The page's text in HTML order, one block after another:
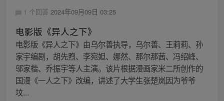
1 个回答 2024年09月09日 03:25
电影版《异人之下》
电影版《异人之下》由乌尔善执导，乌尔善、王莉莉、孙
家宇编剧，胡先煦、李宛妲、娜然、那尔那茜、冯绍峰、
邬家楷、乔振宇等人主演。该片根据漫画家米二所创作的
国漫《一人之下》改编，讲述了大学生张楚岚因为爷爷
坟...